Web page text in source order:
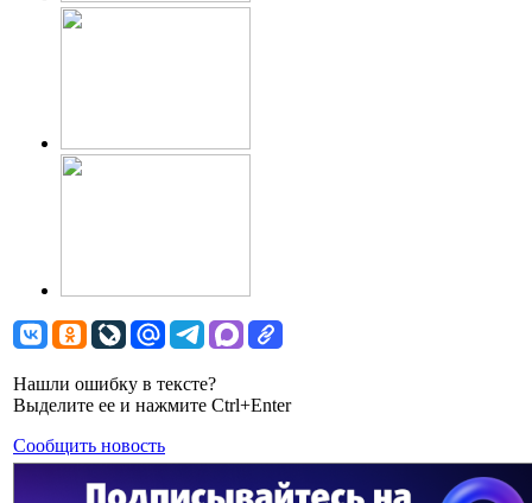
Нашли ошибку в тексте?
Выделите ее и нажмите Ctrl+Enter
Сообщить новость